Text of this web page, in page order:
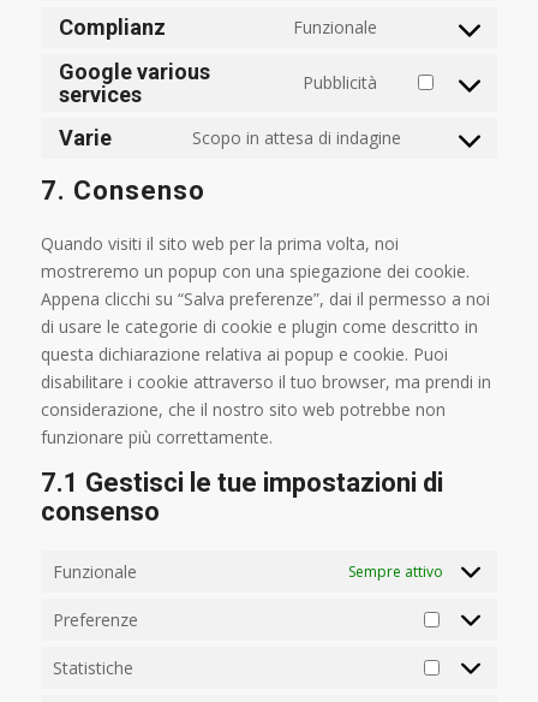
whatsapp
Complianz Funzionale
service
Google various
services
Pubblicità
Consent
service
services
Varie Scopo in attesa di indagine
Consent
7. Consenso
Quando visiti il sito web per la prima volta, noi
mostreremo un popup con una spiegazione dei cookie.
Appena clicchi su “Salva preferenze”, dai il permesso a noi
di usare le categorie di cookie e plugin come descritto in
questa dichiarazione relativa ai popup e cookie. Puoi
disabilitare i cookie attraverso il tuo browser, ma prendi in
considerazione, che il nostro sito web potrebbe non
funzionare più correttamente.
7.1 Gestisci le tue impostazioni di
consenso
Funzionale Sempre attivo
Preferenze
Preferenze
Statistiche
Statistiche